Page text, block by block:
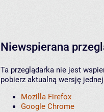
Niewspierana
Ta przeglądarka nie jest
pobierz aktualną wersję
Mozilla Firefox
Google Chrome